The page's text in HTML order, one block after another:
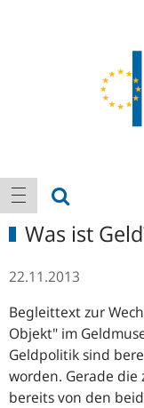
Hauptnavigation
Navigation
Was ist
22.11.2013
Begleittext zur
Objekt" im
Geldpolitik sind
worden. Gerade die
bereits von den